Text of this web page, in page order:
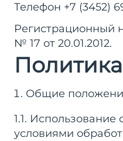
Телефон +7 (3452)
Регистрационный
№ 17 от 20.01.2012.
Общие
1.1.
условиями